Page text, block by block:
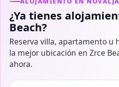
¿Ya tienes
Beach?
Reserva villa, apartamento u
la mejor ubicación en Zrce
ahora.